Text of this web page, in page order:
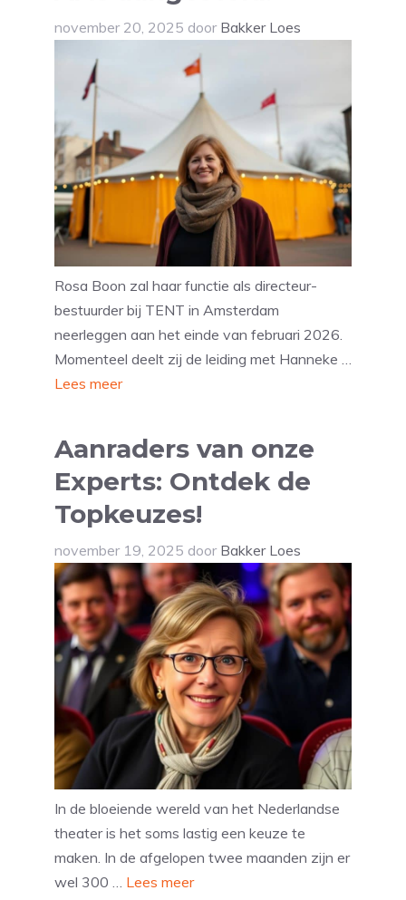
november 20, 2025 door Bakker Loes
Rosa Boon zal haar functie als directeur-
bestuurder bij TENT in Amsterdam
neerleggen aan het einde van februari 2026.
Momenteel deelt zij de leiding met Hanneke …
Lees meer
Aanraders van onze
Experts: Ontdek de
Topkeuzes!
november 19, 2025 door Bakker Loes
In de bloeiende wereld van het Nederlandse
theater is het soms lastig een keuze te
maken. In de afgelopen twee maanden zijn er
wel 300 … Lees meer